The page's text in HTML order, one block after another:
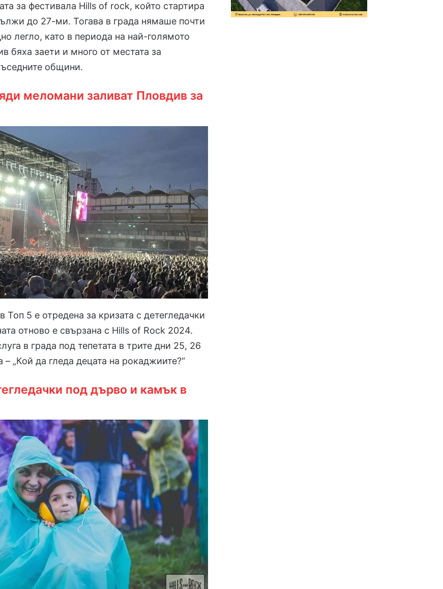
за фестивала Hills of rock, който стартира
до 27-ми. Тогава в града нямаше почти
легло, като в периода на най-голямото
бяха заети и много от местата за
общини.
меломани заливат Пловдив за
Топ 5 е отредена за кризата с детегледачки
отново е свързана с Hills of Rock 2024.
в града под тепетата в трите дни 25, 26
– „Кой да гледа децата на рокаджиите?“
под дърво и камък в